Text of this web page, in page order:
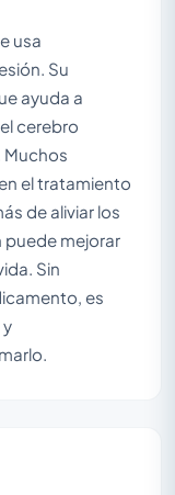
usa
Su
ayuda a
cerebro
Muchos
el tratamiento
de aliviar los
puede mejorar
Sin
es